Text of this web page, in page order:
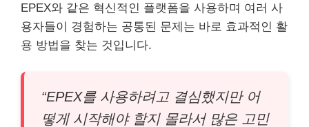
EPEX와 같은 혁신적인 플랫폼을 사용하며 여러 사
용자들이 경험하는 공통된 문제는 바로 효과적인 활
용 방법을 찾는 것입니다.
“EPEX를 사용하려고 결심했지만 어
떻게 시작해야 할지 몰라서 많은 고민